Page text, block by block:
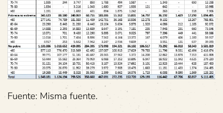
Fuente: Misma fuente.